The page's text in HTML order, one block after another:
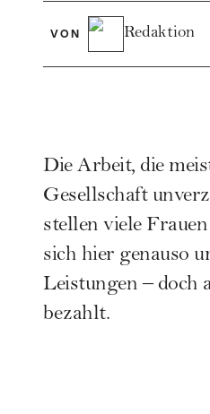
VON Redaktion
Die Arbeit, die
Gesellschaft
stellen viele
sich hier genauso
Leistungen – doch
bezahlt.